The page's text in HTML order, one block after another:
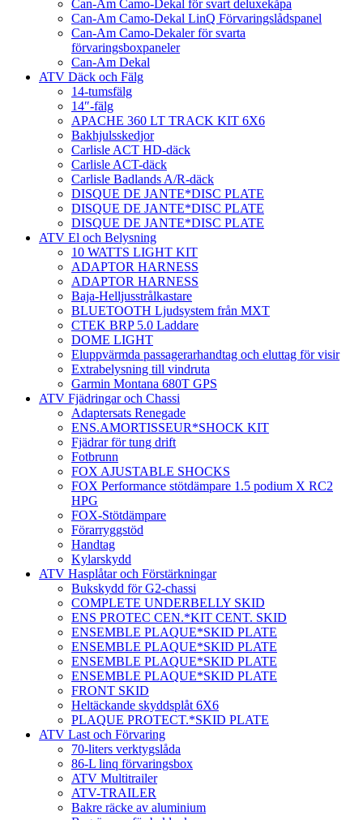
Can-Am Camo-Dekal för svart deluxekåpa
Can-Am Camo-Dekal LinQ Förvaringslådspanel
Can-Am Camo-Dekaler för svarta
förvaringsboxpaneler
Can-Am Dekal
ATV Däck och Fälg
14-tumsfälg
14″-fälg
APACHE 360 LT TRACK KIT 6X6
Bakhjulsskedjor
Carlisle ACT HD-däck
Carlisle ACT-däck
Carlisle Badlands A/R-däck
DISQUE DE JANTE*DISC PLATE
DISQUE DE JANTE*DISC PLATE
DISQUE DE JANTE*DISC PLATE
ATV El och Belysning
10 WATTS LIGHT KIT
ADAPTOR HARNESS
ADAPTOR HARNESS
Baja-Helljusstrålkastare
BLUETOOTH Ljudsystem från MXT
CTEK BRP 5.0 Laddare
DOME LIGHT
Eluppvärmda passagerarhandtag och eluttag för visir
Extrabelysning till vindruta
Garmin Montana 680T GPS
ATV Fjädringar och Chassi
Adaptersats Renegade
ENS.AMORTISSEUR*SHOCK KIT
Fjädrar för tung drift
Fotbrunn
FOX AJUSTABLE SHOCKS
FOX Performance stötdämpare 1.5 podium X RC2
HPG
FOX-Stötdämpare
Förarryggstöd
Handtag
Kylarskydd
ATV Hasplåtar och Förstärkningar
Bukskydd för G2-chassi
COMPLETE UNDERBELLY SKID
ENS PROTEC CEN.*KIT CENT. SKID
ENSEMBLE PLAQUE*SKID PLATE
ENSEMBLE PLAQUE*SKID PLATE
ENSEMBLE PLAQUE*SKID PLATE
ENSEMBLE PLAQUE*SKID PLATE
FRONT SKID
Heltäckande skyddsplåt 6X6
PLAQUE PROTECT.*SKID PLATE
ATV Last och Förvaring
70-liters verktygslåda
86-L linq förvaringsbox
ATV Multitrailer
ATV-TRAILER
Bakre räcke av aluminium